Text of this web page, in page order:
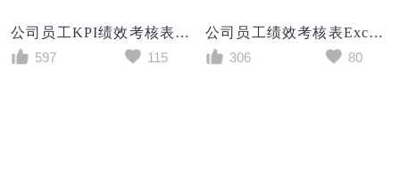
公司员工KPI绩效考核表excel模板
597
115
公司员工绩效考核表Excel模板
306
80